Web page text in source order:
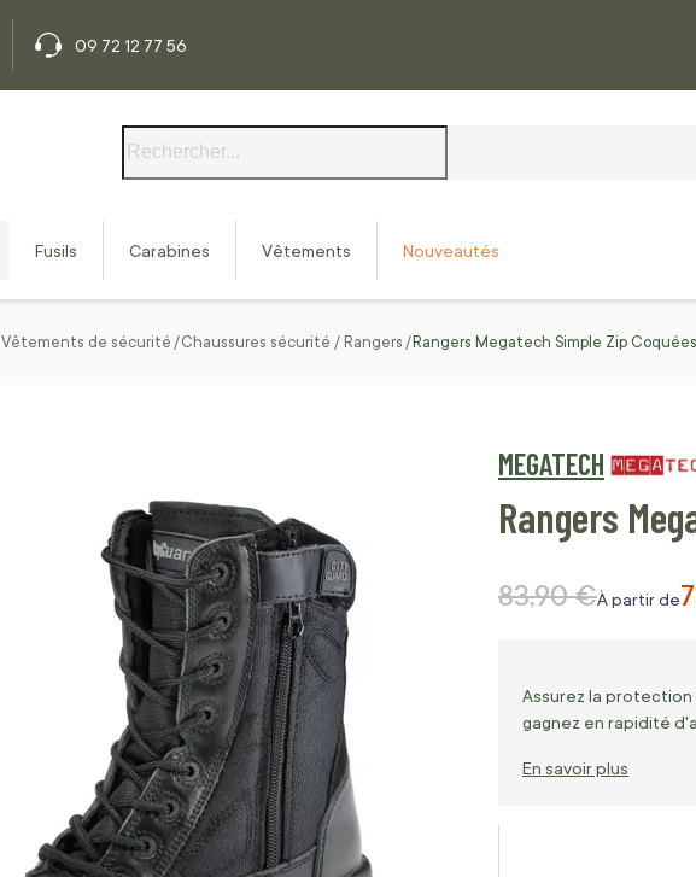
09 72 12 77 56
Fusils Carabines Vêtements Nouveautés
Vêtements de sécurité Chaussures sécurité / Rangers Rangers Megatech Simple Zip Coquées
MEGATECH
Rangers
À partir de
Prix normal
83,90 €
Assurez la protection
gagnez en rapidité
En savoir plus